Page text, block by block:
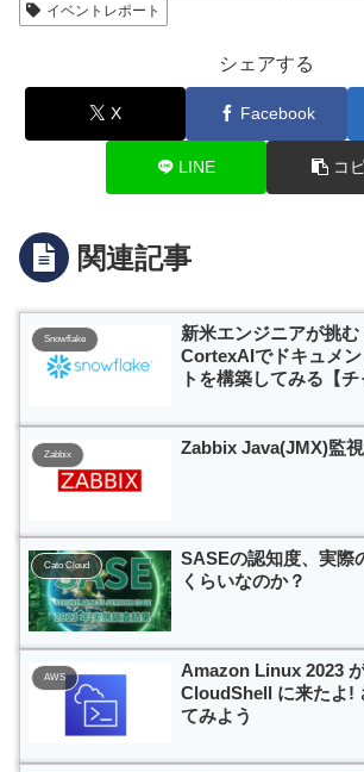
イベントレポート
シェアする
X Facebook
LINE コ
関連記事
Snowflake
新米エンジニアが挑
CortexAIでドキュメ
トを構築してみる【
Zabbix Zabbix Java(JMX)監
Cato Cloud
SASEの認知度、実際
くらいなのか？
AWS
Amazon Linux 2023
CloudShell に来たよ!
てみよう